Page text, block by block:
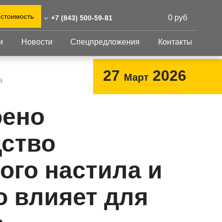
+7 (843) 500-59-81
500-59-81
Тукая, 58
и склад: Калужская
район Боровский,
парк "Ворсино",
0 руб
лист
Изделия из
перфорированных
листов
Крепеж
Готовая продукция
Новости Спецпредложения Контакты
27 Март 2026
настила и
влияет для